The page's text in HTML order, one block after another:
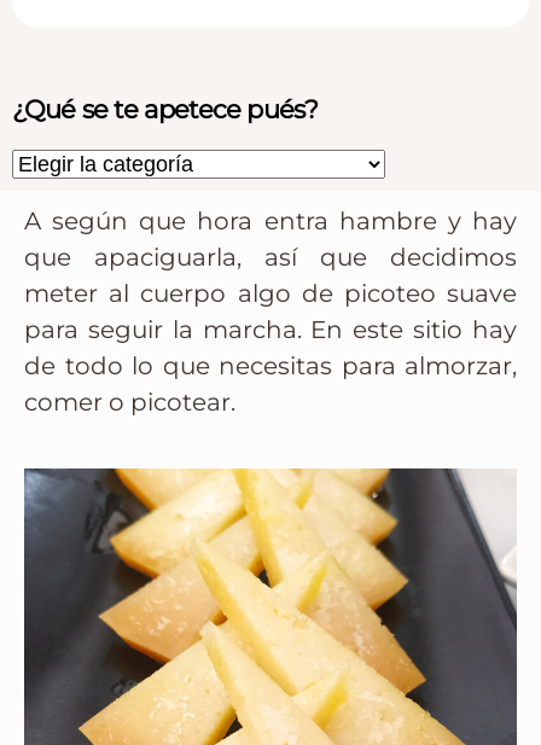
A según que hora entra hambre y hay
que apaciguarla, así que decidimos
meter al cuerpo algo de picoteo suave
para seguir la marcha. En este sitio hay
de todo lo que necesitas para almorzar,
comer o picotear.
¿Qué se te apetece pués?